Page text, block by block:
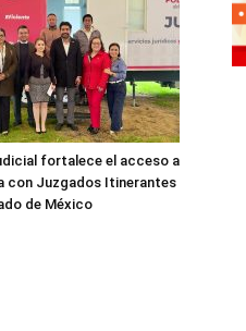
fortalece el acceso a
con Juzgados Itinerantes
de México